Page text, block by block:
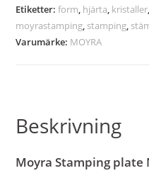
Etiketter:form hjärta kristaller
moyrastamping stamping
Varumärke: MOYRA
Beskrivning
Moyra Stamping plate